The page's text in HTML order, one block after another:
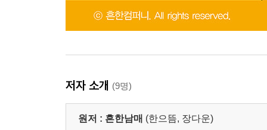
저자 소개 (9명)
원저 : 흔한남매 (한으뜸, 장다운)